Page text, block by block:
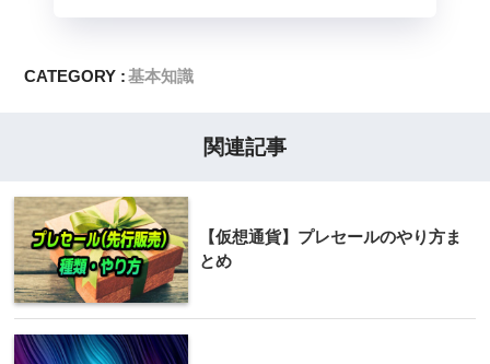
CATEGORY :基本知識
関連記事
【仮想通貨】プレセールのやり方ま
とめ